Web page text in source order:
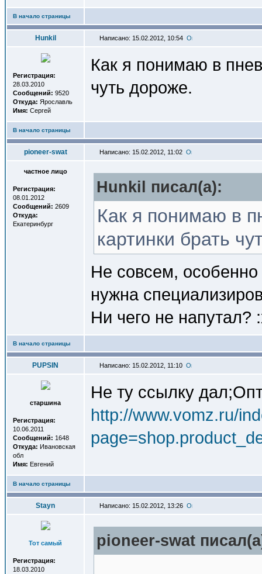
В начало страницы
Hunkil Написано: 15.02.2012, 10:54
Регистрация:
28.03.2010
Сообщений: 9520
Откуда: Ярославль
Имя: Сергей
Как я понимаю в
чуть дороже.
В начало страницы
pioneer-swat Написано: 15.02.2012, 11:02
частное лицо
Регистрация:
08.01.2012
Сообщений: 2609
Откуда:
Екатеринбург
Hunkil писал(a):
Как я понимаю в
картинки брать
Не совсем, особенно
нужна
Ни чего не напутал?
В начало страницы
PUPSIN Написано: 15.02.2012, 11:10
старшина
Регистрация:
10.06.2011
Сообщений: 1648
Откуда: Ивановская
обл
Имя: Евгений
Не ту ссылку
http://www.vomz.ru/
В начало страницы
Stayn Написано: 15.02.2012, 13:26
Тот самый
Регистрация:
18.03.2010
pioneer-swat